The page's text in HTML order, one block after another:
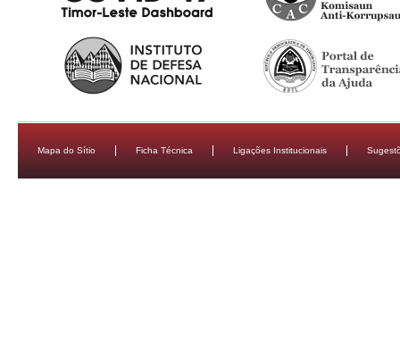
Mapa do Sítio Ficha Técnica Ligações Institucionais